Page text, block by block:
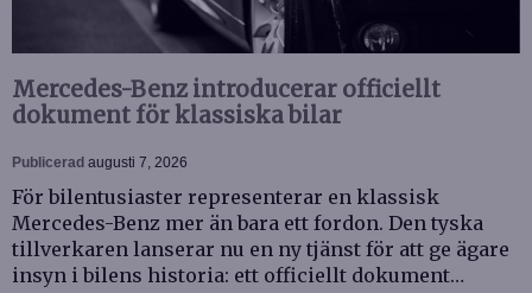
Mercedes-Benz introducerar officiellt
dokument för klassiska bilar
Publicerad augusti 7, 2026
För bilentusiaster representerar en klassisk
Mercedes-Benz mer än bara ett fordon. Den tyska
tillverkaren lanserar nu en ny tjänst för att ge ägare
insyn i bilens historia: ett officiellt dokument…